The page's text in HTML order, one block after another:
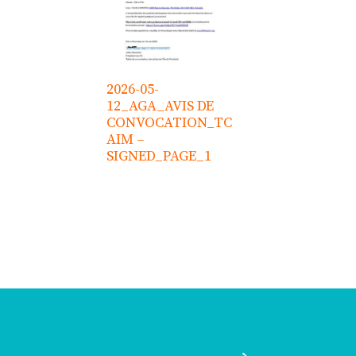
2026-05-
12_AGA_AVIS DE
CONVOCATION_TC
AIM –
SIGNED_PAGE_1